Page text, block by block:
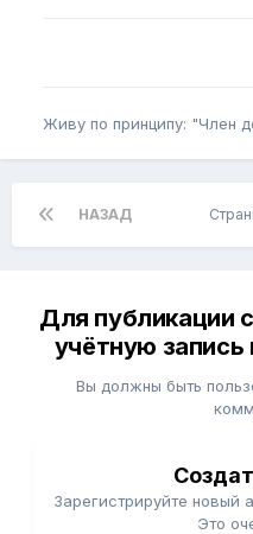
Живу по принципу: "Член
НАЗАД
Для публикации
учётную запись
Вы должны быть
Зарегистрируйте новый
Это